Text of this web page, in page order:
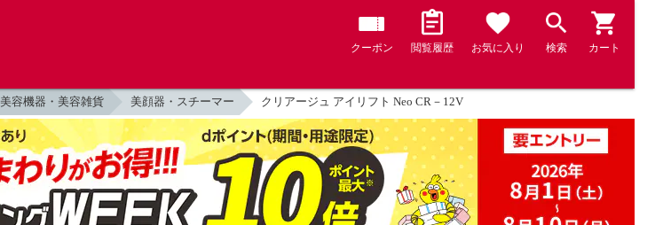
クーポン 閲覧履歴 お気に入り 検索 カート
美容機器・美容雑貨 美顔器・スチーマー クリアージュ アイリフト Neo CR－12V